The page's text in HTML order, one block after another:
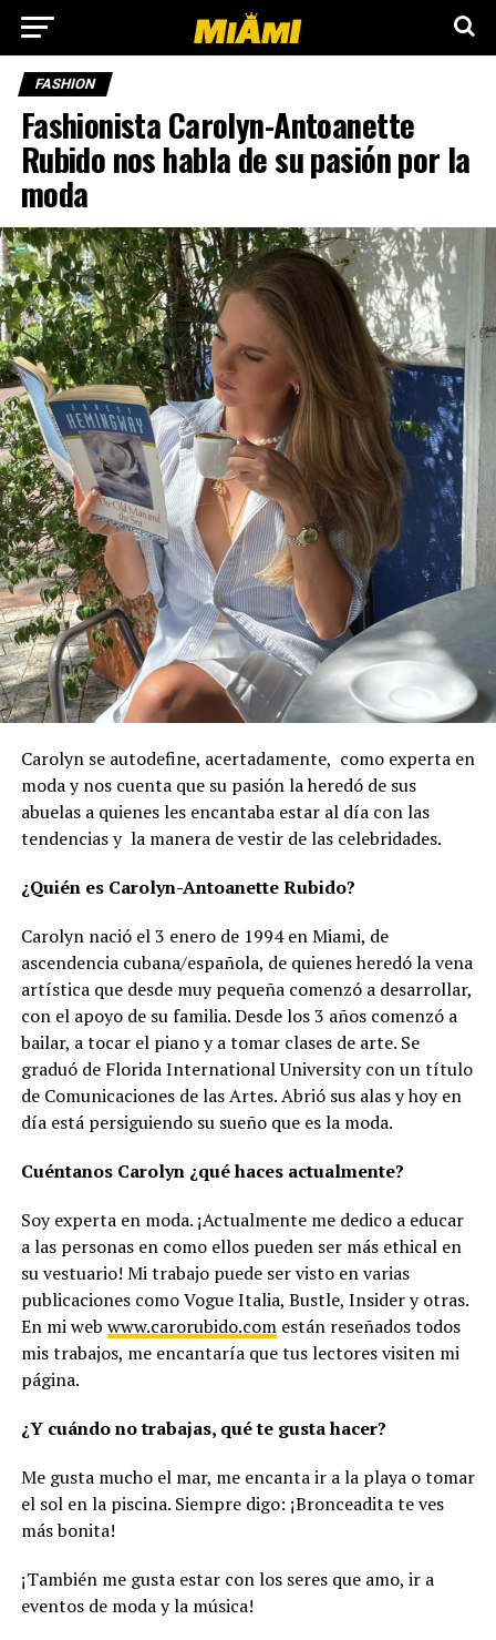
FASHION
Fashionista Carolyn-Antoanette
Rubido nos habla de su pasión por la
moda
Carolyn se autodefine, acertadamente, como experta en
moda y nos cuenta que su pasión la heredó de sus
abuelas a quienes les encantaba estar al día con las
tendencias y la manera de vestir de las celebridades.
¿Quién es Carolyn-Antoanette Rubido?
Carolyn nació el 3 enero de 1994 en Miami, de
ascendencia cubana/española, de quienes heredó la vena
artística que desde muy pequeña comenzó a desarrollar,
con el apoyo de su familia. Desde los 3 años comenzó a
bailar, a tocar el piano y a tomar clases de arte. Se
graduó de Florida International University con un título
de Comunicaciones de las Artes. Abrió sus alas y hoy en
día está persiguiendo su sueño que es la moda.
Cuéntanos Carolyn ¿qué haces actualmente?
Soy experta en moda. ¡Actualmente me dedico a educar
a las personas en como ellos pueden ser más ethical en
su vestuario! Mi trabajo puede ser visto en varias
publicaciones como Vogue Italia, Bustle, Insider y otras.
En mi web www.carorubido.comestán reseñados todos
mis trabajos, me encantaría que tus lectores visiten mi
página.
¿Y cuándo no trabajas, qué te gusta hacer?
Me gusta mucho el mar, me encanta ir a la playa o tomar
el sol en la piscina. Siempre digo: ¡Bronceadita te ves
más bonita!
¡También me gusta estar con los seres que amo, ir a
eventos de moda y la música!